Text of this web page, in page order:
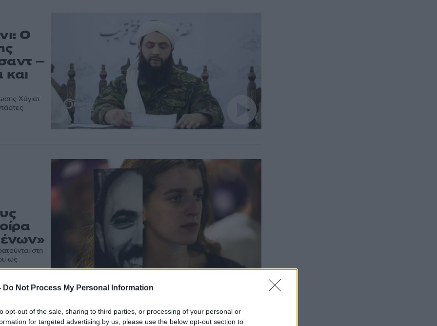
Do Not Process My Personal Information
opt-out of the sale, sharing to third parties, or processing of your personal or
for targeted advertising by us, please use the below opt-out section to
Ο
–
και
Χάγιατ
στη
ως